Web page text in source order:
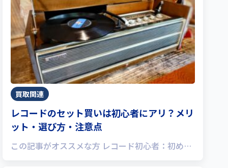
買取関連
レコードのセット買いは初心者にアリ？メリ
ット・選び方・注意点
この記事がオススメな方 レコード初心者：初め…